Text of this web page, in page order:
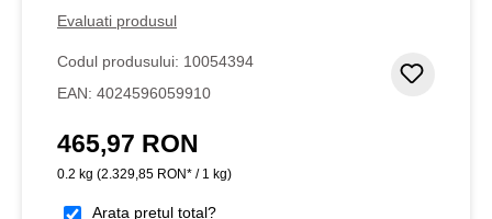
Evaluati produsul
Codul produsului: 10054394
EAN: 4024596059910
Preț obișnuit:
465,97 RON
0.2 kg (2.329,85 RON* / 1 kg)
Arata prețul total?